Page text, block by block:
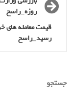
روزه_راسخ
رسید_راسخ
جستجو